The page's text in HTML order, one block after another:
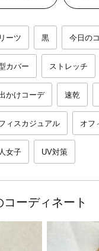
ーツ 黒 今日の
カバー ストレッチ
かけコーデ 速乾
ィスカジュアル オフ
女子 UV対策
ーディネート